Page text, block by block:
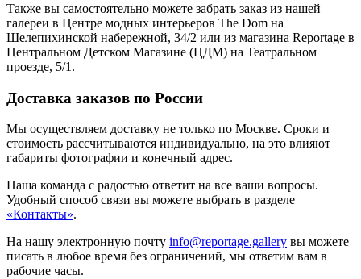
Также вы самостоятельно можете забрать заказ из нашей
галереи в Центре модных интерьеров The Dom на
Шелепихинской набережной, 34/2 или из магазина Reportage в
Центральном Детском Магазине (ЦДМ) на Театральном
проезде, 5/1.
Доставка заказов по России
Мы осуществляем доставку не только по Москве. Сроки и
стоимость рассчитываются индивидуально, на это влияют
габариты фотографии и конечный адрес.
Наша команда с радостью ответит на все ваши вопросы.
Удобный способ связи вы можете выбрать в разделе
«Контакты».
На нашу электронную почту info@reportage.gallery вы можете
писать в любое время без ограничений, мы ответим вам в
рабочие часы.